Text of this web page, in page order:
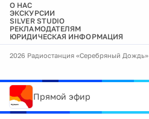
О НАС
ЭКСКУРСИИ
SILVER STUDIO
РЕКЛАМОДАТЕЛЯМ
ЮРИДИЧЕСКАЯ ИНФОРМАЦИЯ
2026 Радиостанция «Серебряный Дождь»
Прямой эфир